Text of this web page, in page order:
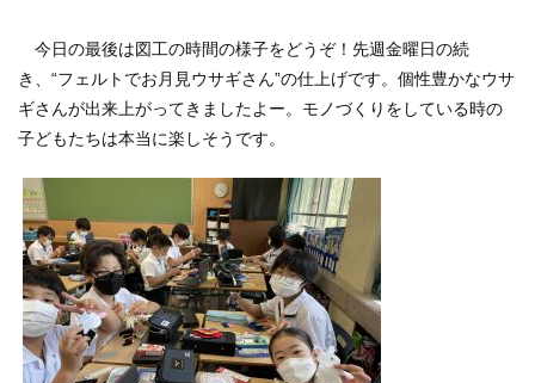
今日の最後は図工の時間の様子をどうぞ！先週金曜日の続
き、“フェルトでお月見ウサギさん”の仕上げです。個性豊かなウサ
ギさんが出来上がってきましたよー。モノづくりをしている時の
子どもたちは本当に楽しそうです。